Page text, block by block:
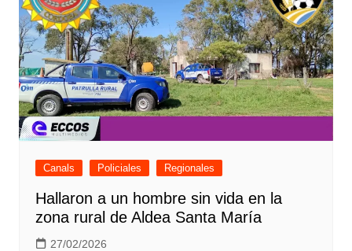
Canals Policiales Regionales
Hallaron a un hombre sin vida en la
zona rural de Aldea Santa María
27/02/2026